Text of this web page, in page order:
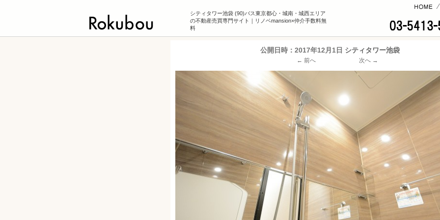
シティタワー池袋 (90)バス東京都心・城南・城西エリア
の不動産売買専門サイト｜リノベmansion×仲介手数料無
料
コンテンツ
公開日時： 2017年12月1日 シティタワー池袋
← 前へ 次へ →